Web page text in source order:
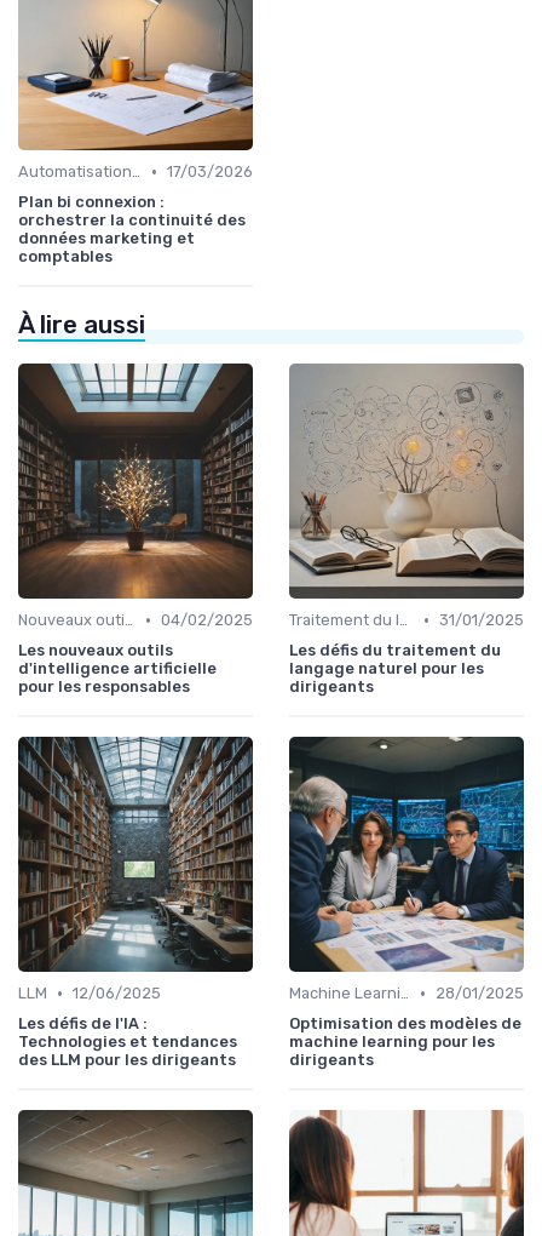
Automatisation et RPA • 17/03/2026
Plan bi connexion :
orchestrer la continuité des
données marketing et
comptables
À lire aussi
Nouveaux outils et logiciels • 04/02/2025
Les nouveaux outils
d'intelligence artificielle
pour les responsables
Traitement du langage naturel • 31/01/2025
Les défis du traitement du
langage naturel pour les
dirigeants
LLM • 12/06/2025
Les défis de l'IA :
Technologies et tendances
des LLM pour les dirigeants
Machine Learning •
28/01/2025
Optimisation des modèles de
machine learning pour les
dirigeants